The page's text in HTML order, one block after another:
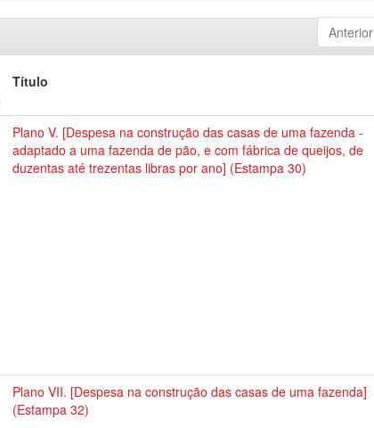
Anterior
Título
Plano V. [Despesa na construção das casas de uma fazenda -
adaptado a uma fazenda de pão, e com fábrica de queijos, de
duzentas até trezentas libras por ano] (Estampa 30)
Plano VII. [Despesa na construção das casas de uma fazenda]
(Estampa 32)